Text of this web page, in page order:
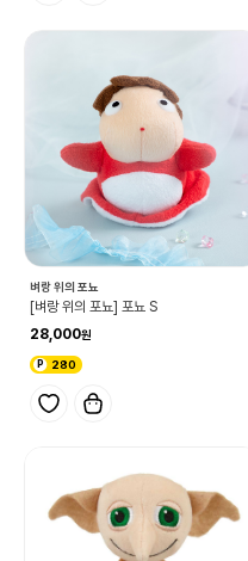
벼랑 위의 포뇨
[벼랑 위의 포뇨] 포뇨 S
28,000
280